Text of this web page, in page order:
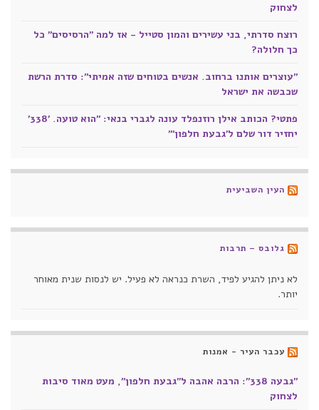
לצחוק
רוצח סדרתי, בני עשירים והמון סטייל - אז למה "הרסיסים" כל
כך חלולה?
"עוצרים אותנו ברחוב. אנשים בטוחים שזה אמיתי": סדרת הרשת
שכבשה את ישראל
פתטי? הכותב אילן רוזנפלד עונה לגברי בנאי: "הוא טועה. '338'
יחזיר דור שלם ל'גבעת חלפון'"
העין השביעית
גלובס – תרבות
לא ניתן להגיע לפיד, השרת כנראה לא פעיל. יש לנסות שנית מאוחר
יותר.
עכבר העיר - אמנות
"גבעה 338": הרבה אהבה ל"גבעת חלפון", מעט מאוד סיבות
לצחוק